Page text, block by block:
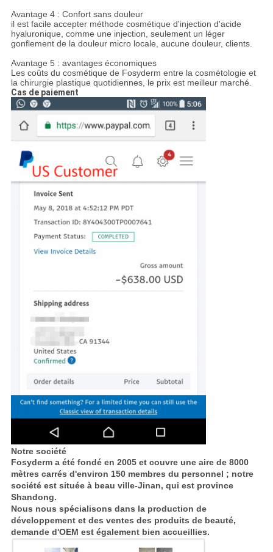
Avantage 4 : Confort sans douleur
il est facile accepter méthode cosmétique d'injection d'acide
hyaluronique, comme une injection, seulement un léger
gonflement de la douleur micro locale, aucune douleur, clients.
Avantage 5 : avantages économiques
Les coûts du cosmétique de Fosyderm entre la cosmétologie et
la chirurgie plastique quotidiennes, le prix est meilleur marché.
Cas de paiement
Notre société
Fosyderm a été fondé en 2005 et couvre une aire de 8000
mètres carrés d'environ 150 membres du personnel ; notre
société est située à beau ville-Jinan, qui est province
Shandong.
Nous nous spécialisons dans la production de
développement et des ventes des produits de beauté,
demande d'OEM est également bien accueillies.